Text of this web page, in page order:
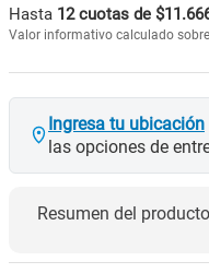
Hasta 12 cuotas de
Valor informativo calculado
Ingresa tu ubicación
las opciones de
Resumen del producto